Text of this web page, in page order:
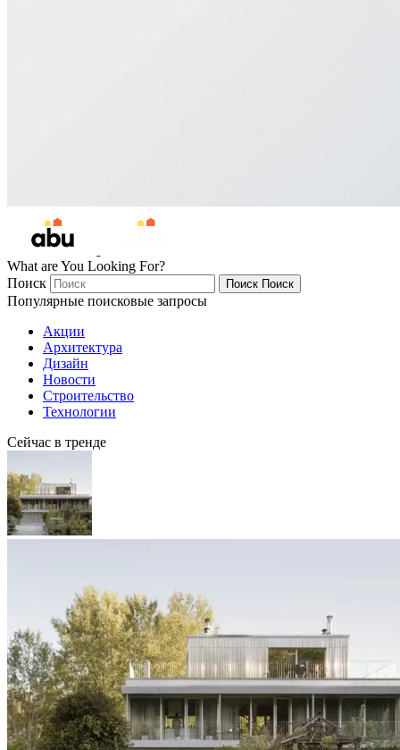
What are You Looking For?
Поиск
Поиск Поиск
Популярные поисковые запросы
Акции
Архитектура
Дизайн
Новости
Строительство
Технологии
Сейчас в тренде